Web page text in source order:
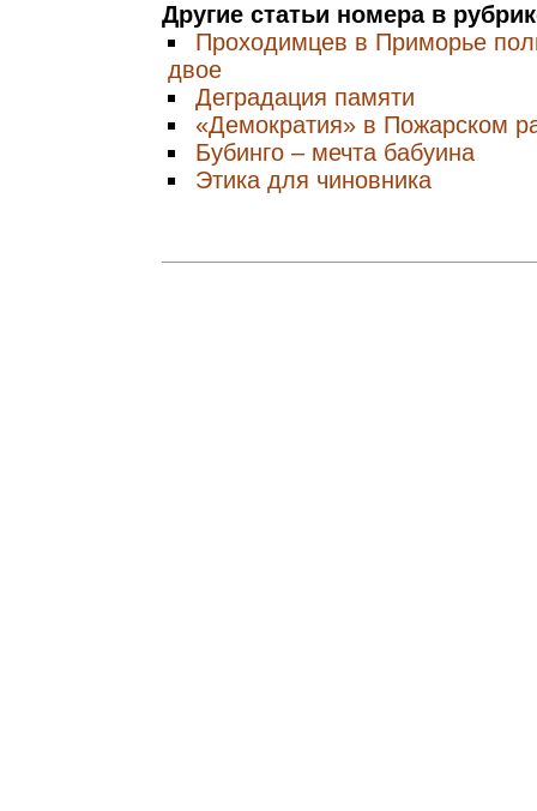
Другие статьи номера в
Проходимцев в Приморье
двое
Деградация памяти
«Демократия» в Пожарском
Бубинго – мечта бабуина
Этика для чиновника